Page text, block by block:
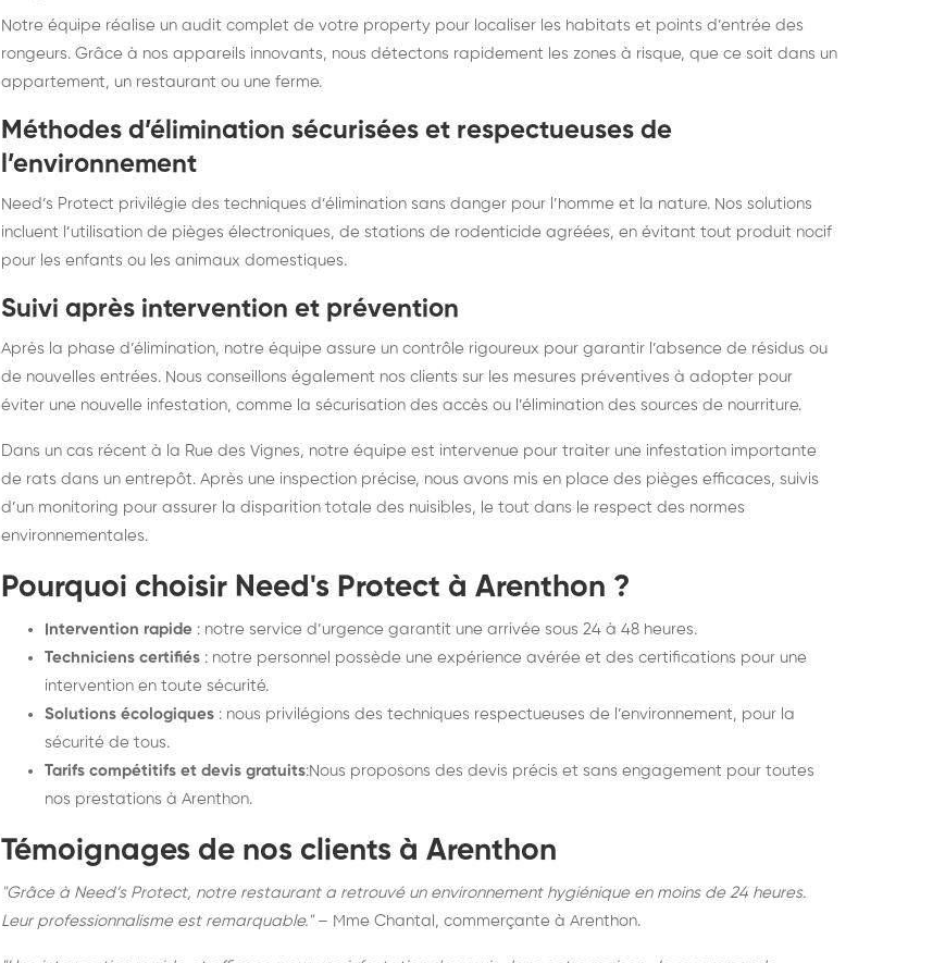
Notre équipe réalise un audit complet de votre property pour localiser les habitats et points d’entrée des
rongeurs. Grâce à nos appareils innovants, nous détectons rapidement les zones à risque, que ce soit dans un
appartement, un restaurant ou une ferme.
Méthodes d’élimination sécurisées et respectueuses de
l’environnement
Need’s Protect privilégie des techniques d’élimination sans danger pour l’homme et la nature. Nos solutions
incluent l’utilisation de pièges électroniques, de stations de rodenticide agréées, en évitant tout produit nocif
pour les enfants ou les animaux domestiques.
Suivi après intervention et prévention
Après la phase d’élimination, notre équipe assure un contrôle rigoureux pour garantir l’absence de résidus ou
de nouvelles entrées. Nous conseillons également nos clients sur les mesures préventives à adopter pour
éviter une nouvelle infestation, comme la sécurisation des accès ou l’élimination des sources de nourriture.
Dans un cas récent à la Rue des Vignes, notre équipe est intervenue pour traiter une infestation importante
de rats dans un entrepôt. Après une inspection précise, nous avons mis en place des pièges efficaces, suivis
d’un monitoring pour assurer la disparition totale des nuisibles, le tout dans le respect des normes
environnementales.
Pourquoi choisir Need's Protect à Arenthon ?
Intervention rapide : notre service d’urgence garantit une arrivée sous 24 à 48 heures.
Techniciens certifiés : notre personnel possède une expérience avérée et des certifications pour une
intervention en toute sécurité.
Solutions écologiques : nous privilégions des techniques respectueuses de l’environnement, pour la
sécurité de tous.
Tarifs compétitifs et devis gratuits:Nous proposons des devis précis et sans engagement pour toutes
nos prestations à Arenthon.
Témoignages de nos clients à Arenthon
"Grâce à Need’s Protect, notre restaurant a retrouvé un environnement hygiénique en moins de 24 heures.
Leur professionnalisme est remarquable." – Mme Chantal, commerçante à Arenthon.